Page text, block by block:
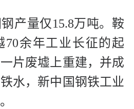
产量仅15.8万吨。鞍
70余年工业长征的起
片废墟上重建，并成
水，新中国钢铁工业